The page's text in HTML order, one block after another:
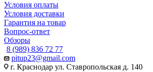
Условия оплаты
Условия доставки
Гарантия на товар
Вопрос-ответ
Обзоры
8 (989) 836 72 77
pitup23@gmail.com
г. Краснодар ул. Ставропольская д. 140